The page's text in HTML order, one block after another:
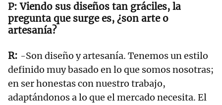
Viendo sus diseños tan gráciles, la
pregunta que surge es, ¿son arte o
artesanía?
-Son diseño y artesanía. Tenemos un estilo
definido muy basado en lo que somos nosotras;
en ser honestas con nuestro trabajo,
adaptándonos a lo que el mercado necesita. El